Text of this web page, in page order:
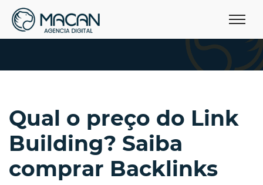
Qual o preço do Link
Building? Saiba
comprar Backlinks